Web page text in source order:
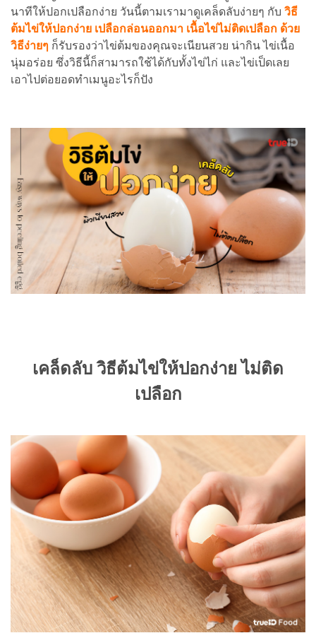
นาทีให้ปอกเปลือกง่าย วันนี้ตามเรามาดูเคล็ดลับง่ายๆ กับ วิธี
ต้มไข่ให้ปอกง่าย เปลือกล่อนออกมา เนื้อไข่ไม่ติดเปลือก ด้วย
วิธีง่ายๆ ก็รับรองว่าไข่ต้มของคุณจะเนียนสวย น่ากิน ไข่เนื้อ
นุ่มอร่อย ซึ่งวิธีนี้ก็สามารถใช้ได้กับทั้งไข่ไก่ และไข่เป็ดเลย
เอาไปต่อยอดทำเมนูอะไรก็ปัง
เคล็ดลับ วิธีต้มไข่ให้ปอกง่าย ไม่ติด
เปลือก